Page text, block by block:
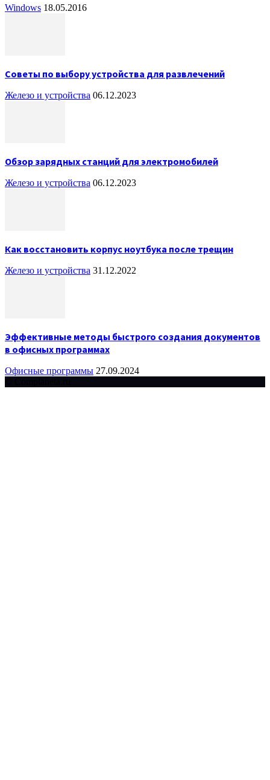
Windows 18.05.2016
Советы по выбору устройства для развлечений
Железо и устройства 06.12.2023
Обзор зарядных станций для электромобилей
Железо и устройства 06.12.2023
Как восстановить корпус ноутбука после трещин
Железо и устройства 31.12.2022
Эффективные методы быстрого создания документов
в офисных программах
Офисные программы 27.09.2024